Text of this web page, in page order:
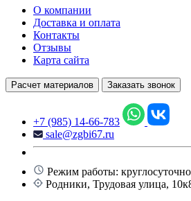
О компании
Доставка и оплата
Контакты
Отзывы
Карта сайта
Расчет материалов Заказать звонок
+7 (985) 14-66-783
sale@zgbi67.ru
Режим работы: круглосуточно
Родники, Трудовая улица,